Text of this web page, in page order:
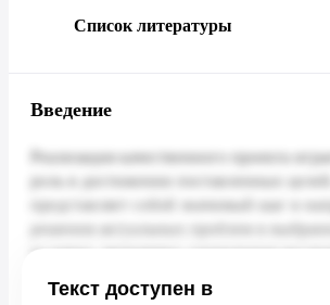
Список литературы
Введение
Текст доступен в